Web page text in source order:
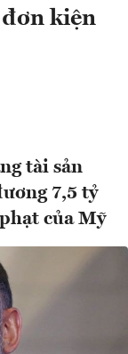
kiện
tài sản
7,5 tỷ
của Mỹ